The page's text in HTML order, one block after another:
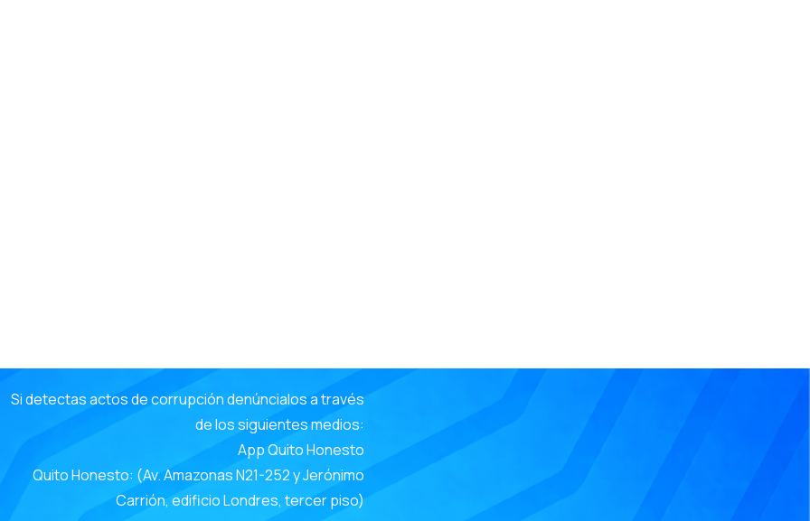
Si detectas actos de corrupción denúncialos a través
de los siguientes medios:
App Quito Honesto
Quito Honesto: (Av. Amazonas N21-252 y Jerónimo
Carrión, edificio Londres, tercer piso)